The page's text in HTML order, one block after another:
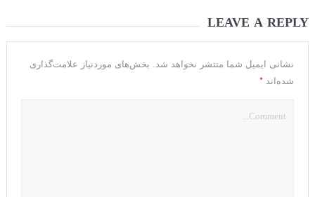
LEAVE A REPLY
نشانی ایمیل شما منتشر نخواهد شد.
بخش‌های موردنیاز علامت‌گذاری
شده‌اند *